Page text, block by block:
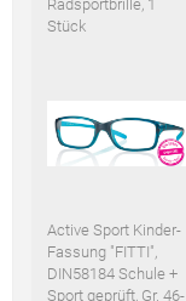
Radsportbrille, 1
Stück
Active Sport Kinder-
Fassung "FITTI",
DIN58184 Schule +
Sport geprüft, Gr. 46-